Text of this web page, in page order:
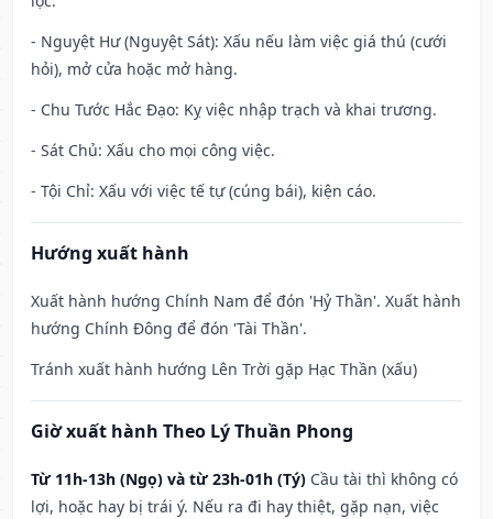
- Nguyệt Hư (Nguyệt Sát): Xấu nếu làm việc giá thú (cưới
hỏi), mở cửa hoặc mở hàng.
- Chu Tước Hắc Đạo: Kỵ việc nhập trạch và khai trương.
- Sát Chủ: Xấu cho mọi công việc.
- Tội Chỉ: Xấu với việc tế tự (cúng bái), kiện cáo.
Hướng xuất hành
Xuất hành hướng Chính Nam để đón 'Hỷ Thần'. Xuất hành
hướng Chính Đông để đón 'Tài Thần'.
Tránh xuất hành hướng Lên Trời gặp Hạc Thần (xấu)
Giờ xuất hành Theo Lý Thuần Phong
Từ 11h-13h (Ngọ) và từ 23h-01h (Tý) Cầu tài thì không có
lợi, hoặc hay bị trái ý. Nếu ra đi hay thiệt, gặp nạn, việc